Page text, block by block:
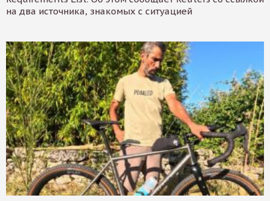
на два источника, знакомых с ситуацией